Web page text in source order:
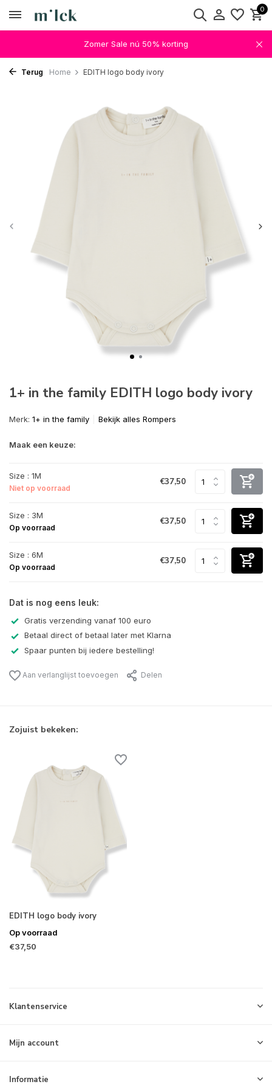
0
Zomer Sale nú 50% korting
Terug Home EDITH logo body ivory
1+ in the family EDITH logo body ivory
Merk: 1+ in the family Bekijk alles Rompers
Maak een keuze:
Size : 1M
Niet op voorraad
€37,50
Size : 3M
Op voorraad
€37,50
Size : 6M
Op voorraad
€37,50
Dat is nog eens leuk:
Gratis verzending vanaf 100 euro
Betaal direct of betaal later met Klarna
Spaar punten bij iedere bestelling!
Aan verlanglijst toevoegen Delen
Zojuist bekeken:
EDITH logo body ivory
Op voorraad
€37,50
Klantenservice
Mijn account
Informatie